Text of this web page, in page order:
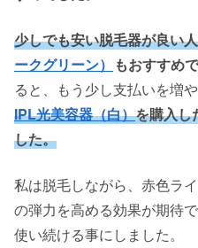
少しでも安い脱毛器が良い人
ークグリーン） もおすすめで
ると、もう少し支払いを増
IPL光美容器（白）を購入し
した。
私は脱毛しながら、赤色ラ
の弾力を高める効果が期待
使い続ける事にしました。